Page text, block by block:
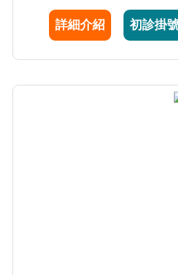
一般婦科領域同樣專精。面
痛及異常出血等日常困擾，
詳細介紹 初診掛